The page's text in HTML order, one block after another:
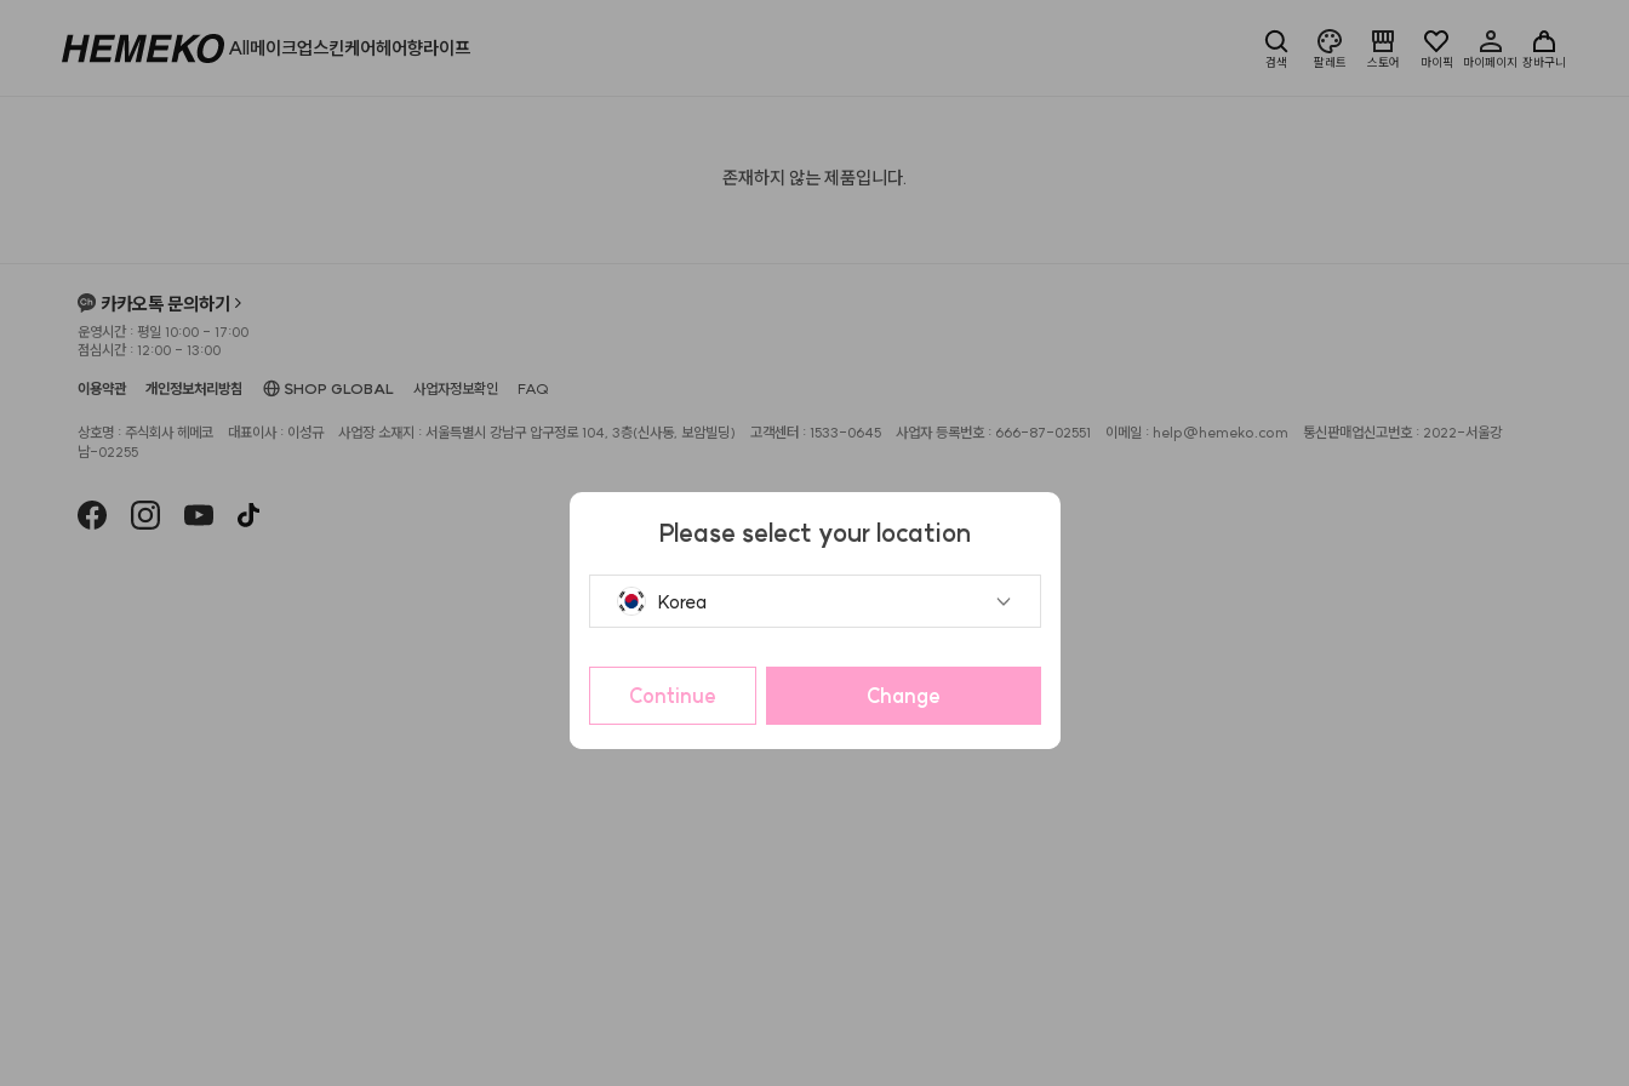
All메이크업스킨케어헤어향라이프
검색 팔레트 스토어 마이픽 마이페이지 장바구니
존재하지 않는 제품입니다.
카카오톡 문의하기
운영시간 : 평일 10:00 - 17:00
점심시간 : 12:00 - 13:00
이용약관 개인정보처리방침 SHOP GLOBAL 사업자정보확인 FAQ
상호명 : 주식회사 헤메코 대표이사 : 이성규 사업장 소재지 : 서울특별시 강남구 압구정로 104, 3층(신사동, 보암빌딩) 고객센터 : 1533-0645 사업자 등록번호 : 666-87-02551 이메일 : help@hemeko.com
통신판매업신고번호 : 2022-서울강
남-02255
Please select your location
Korea
Continue Change